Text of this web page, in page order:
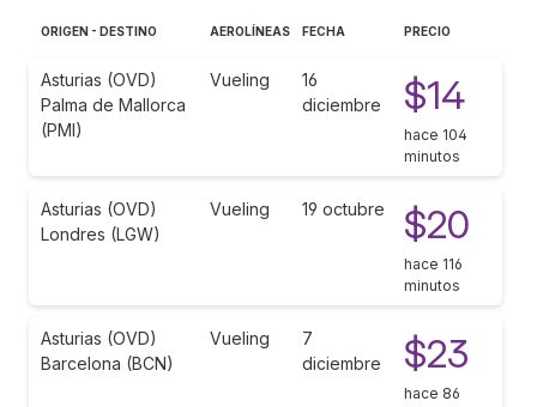
ORIGEN - DESTINO AEROLÍNEAS FECHA PRECIO
Asturias (OVD)
Palma de Mallorca
(PMI)
Vueling
16
diciembre
$14
hace 104
minutos
Asturias (OVD)
Londres (LGW)
Vueling 19 octubre $20
hace 116
minutos
Asturias (OVD)
Barcelona (BCN)
Vueling
7
diciembre
$23
hace 86